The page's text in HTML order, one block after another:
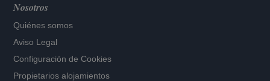
Nosotros
Quiénes somos
Aviso Legal
Configuración de Cookies
Propietarios alojamientos